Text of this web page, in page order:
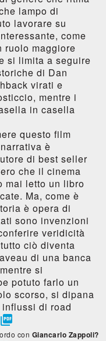
lampo di
lavorare su
come
ruolo maggiore
si limita a seguire
di Dan
virati e
mentre i
in casella
questo film
è
di best seller
che il cinema
mai letto un libro
Ma, come è
è opera di
sono invenzioni
veridicità
ciò diventa
di una banca
si
potuto farlo un
scorso, si dipana
di road

con Giancarlo Zappoli?